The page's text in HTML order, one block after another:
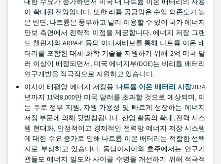
이 확대될 전망입니다. 또한 리튬 공급망은 수입 의존도가 높
은 반면, 나트륨은 풍부하고 널리 이용할 수 있어 국가 에너지
안보 측면에서 전략적 이점을 제공합니다. 에너지 저장 그랜
드 챌린지와 ARPA-E 등의 이니셔티브를 통해 나트륨 이온 배
터리를 포함한 대체 화학 기술을 지원하기 위해 2억 미국 달
러 이상이 배정되면서, 미국 에너지부(DOE)는 비리튬 배터리
연구개발을 적극적으로 지원하고 있습니다.
아시아 태평양 에너지 저장용 나트륨 이온 배터리 시장2034
년까지 11억8,000만 미국 달러를 초과할 것으로 예상되며, 이
는 주로 정부 지원, 자원 가용성 및 빠르게 성장하는 에너지
저장 부문에 의해 뒷받침됩니다. 산업 활동의 확대, 전력 시스
템 현대화, 안정적이고 경제적인 전력망 에너지 저장 시스템
에 대한 수요 증가로 인해 나트륨 이온 배터리는 적합한 선택
지로 부상하고 있습니다. 동남아시아와 호주에서는 연구기
관들도 에너지 밀도와 사이클 수명을 개선하기 위해 적극적